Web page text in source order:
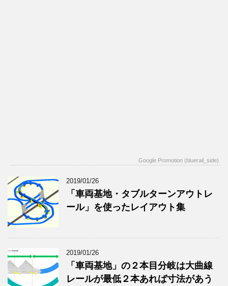
Google Promotion (bluerail_side)
2019/01/26
「車両基地・タブルターンアウトレ
ール」を使ったレイアウト集
2019/01/26
「車両基地」の２本目分岐は大曲線
レールが最低２本あれば寸法があう